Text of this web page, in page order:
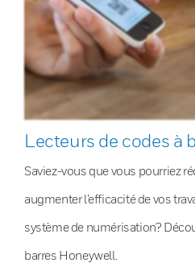
Lecteurs de codes à
Saviez-vous que vous pourriez
augmenter l’efficacité de vos
système de numérisation?
barres Honeywell.